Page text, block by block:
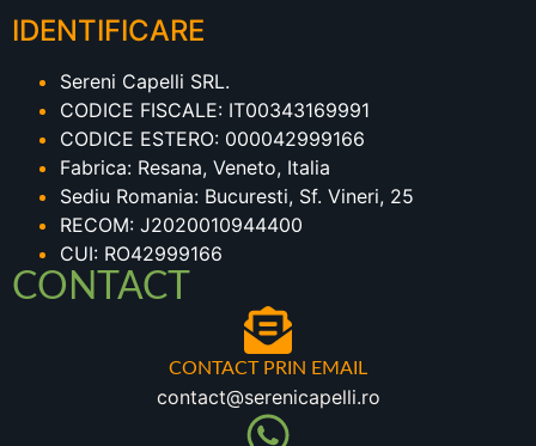
IDENTIFICARE
Sereni Capelli SRL.
CODICE FISCALE: IT00343169991
CODICE ESTERO: 000042999166
Fabrica: Resana, Veneto, Italia
Sediu Romania: Bucuresti, Sf. Vineri, 25
RECOM: J2020010944400
CUI: RO42999166
CONTACT
CONTACT PRIN EMAIL
contact@serenicapelli.ro